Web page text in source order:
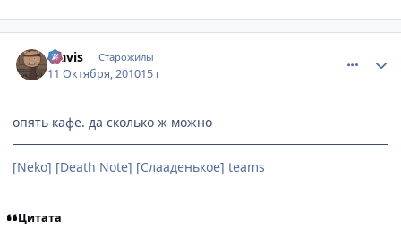
klavis Старожилы
11 Октября, 201015 г
опять кафе. да сколько ж можно
[Neko] [Death Note] [Слааденькое] teams
Цитата